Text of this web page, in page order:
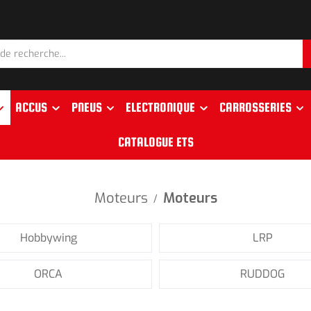
ACCUS PNEUS ELECTRONIQUE CARROSSERIES
CATALOGUE ETS
Moteurs / Moteurs
Hobbywing LRP
ORCA RUDDOG